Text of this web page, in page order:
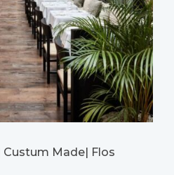
Custum Made| Flos